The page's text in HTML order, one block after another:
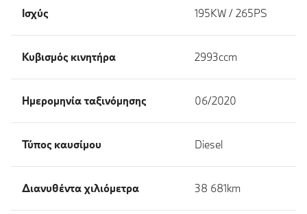
Ισχύς 195KW / 265PS
Κυβισμός κινητήρα 2993ccm
Ημερομηνία ταξινόμησης 06/2020
Τύπος καυσίμου Diesel
Διανυθέντα χιλιόμετρα 38 681km